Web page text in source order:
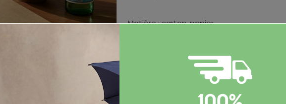
Matière : carton, papier